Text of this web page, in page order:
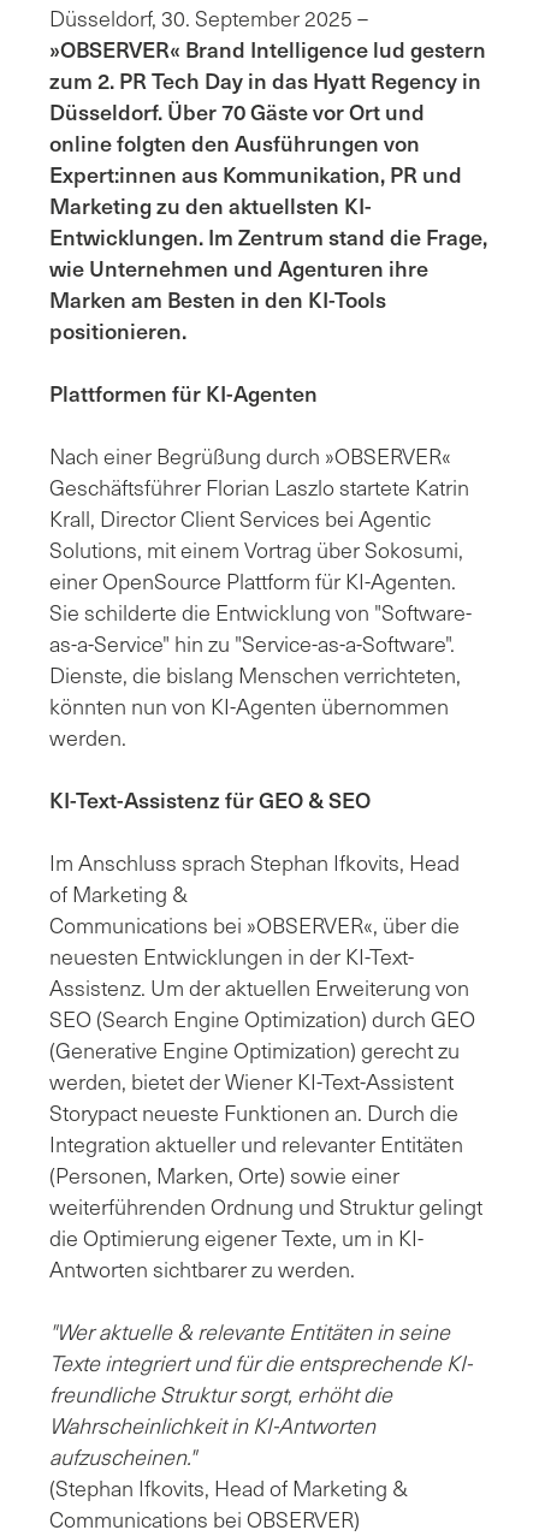
Düsseldorf, 30. September 2025 –
»OBSERVER« Brand Intelligence lud gestern
zum 2. PR Tech Day in das Hyatt Regency in
Düsseldorf. Über 70 Gäste vor Ort und
online folgten den Ausführungen von
Expert:innen aus Kommunikation, PR und
Marketing zu den aktuellsten KI-
Entwicklungen. Im Zentrum stand die Frage,
wie Unternehmen und Agenturen ihre
Marken am Besten in den KI-Tools
positionieren.
Plattformen für KI-Agenten
Nach einer Begrüßung durch »OBSERVER«
Geschäftsführer Florian Laszlo startete Katrin
Krall, Director Client Services bei Agentic
Solutions, mit einem Vortrag über Sokosumi,
einer OpenSource Plattform für KI-Agenten.
Sie schilderte die Entwicklung von "Software-
as-a-Service" hin zu "Service-as-a-Software".
Dienste, die bislang Menschen verrichteten,
könnten nun von KI-Agenten übernommen
werden.
KI-Text-Assistenz für GEO & SEO
Im Anschluss sprach Stephan Ifkovits, Head
of Marketing &
Communications bei »OBSERVER«, über die
neuesten Entwicklungen in der KI-Text-
Assistenz. Um der aktuellen Erweiterung von
SEO (Search Engine Optimization) durch GEO
(Generative Engine Optimization) gerecht zu
werden, bietet der Wiener KI-Text-Assistent
Storypact neueste Funktionen an. Durch die
Integration aktueller und relevanter Entitäten
(Personen, Marken, Orte) sowie einer
weiterführenden Ordnung und Struktur gelingt
die Optimierung eigener Texte, um in KI-
Antworten sichtbarer zu werden.
"Wer aktuelle & relevante Entitäten in seine
Texte integriert und für die entsprechende KI-
freundliche Struktur sorgt, erhöht die
Wahrscheinlichkeit in KI-Antworten
aufzuscheinen."
(Stephan Ifkovits, Head of Marketing &
Communications bei OBSERVER)